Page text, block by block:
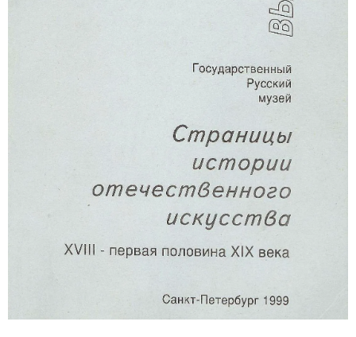
Русское искусство второй половины
Русское народное искусство XVII-XXI
Выездные выставки
Михаил Нестеров
Архив выставок
Степан Эрьзя – скульптор мира. К
Эпоха Императора Александра III и её
Архип Куинджи. Иллюзия света
Русская традиция
Фёдор Васильев. К 175-летию со дня
Посетителям